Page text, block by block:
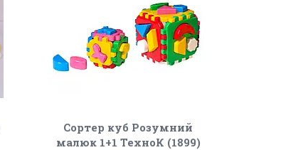
Сортер куб Розумний
малюк 1+1 ТехноК (1899)